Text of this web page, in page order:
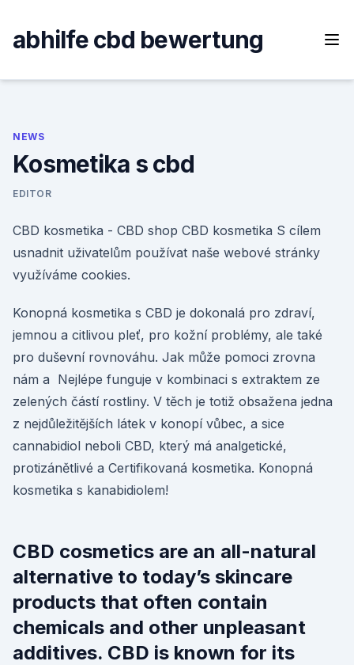
content
abhilfe cbd bewertung
NEWS
Kosmetika s cbd
EDITOR
CBD kosmetika - CBD shop CBD kosmetika S cílem
usnadnit uživatelům používat naše webové stránky
využíváme cookies.
Konopná kosmetika s CBD je dokonalá pro zdraví,
jemnou a citlivou pleť, pro kožní problémy, ale také
pro duševní rovnováhu. Jak může pomoci zrovna
nám a Nejlépe funguje v kombinaci s extraktem ze
zelených částí rostliny. V těch je totiž obsažena jedna
z nejdůležitějších látek v konopí vůbec, a sice
cannabidiol neboli CBD, který má analgetické,
protizánětlivé a Certifikovaná kosmetika. Konopná
kosmetika s kanabidiolem!
CBD cosmetics are an all-natural
alternative to today’s skincare
products that often contain
chemicals and other unpleasant
additives. CBD is known for its